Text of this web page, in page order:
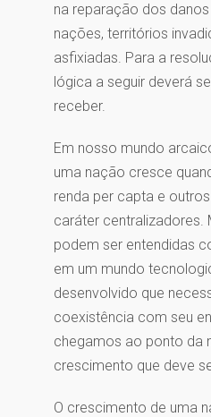
na reparação dos
nações, territórios
asfixiadas. Para a
lógica a seguir deverá
receber.
Em nosso mundo
uma nação cresce
renda per capta e
caráter centralizadores.
podem ser entendidas
em um mundo
desenvolvido que
coexistência com seu
chegamos ao ponto da
crescimento que deve
O crescimento de uma